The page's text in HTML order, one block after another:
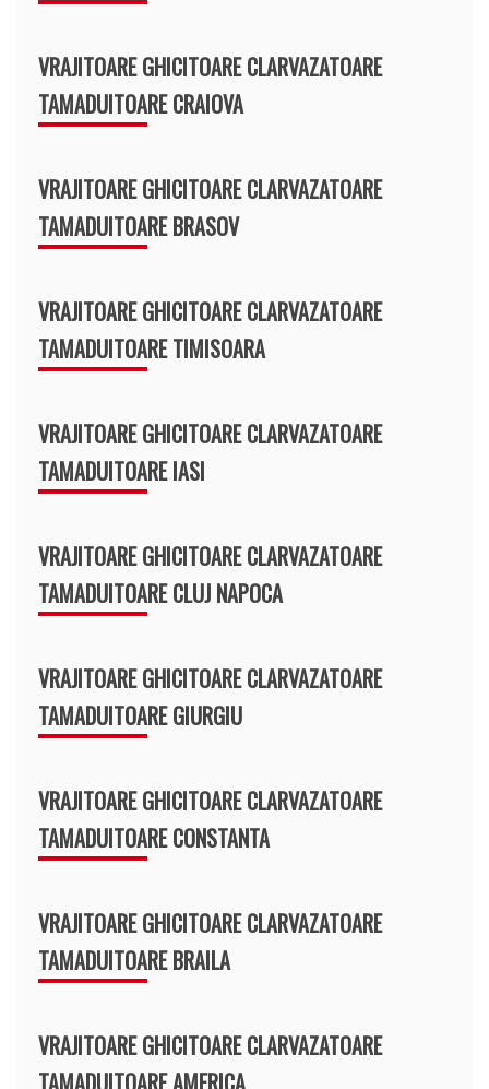
VRAJITOARE GHICITOARE CLARVAZATOARE
TAMADUITOARE CRAIOVA
VRAJITOARE GHICITOARE CLARVAZATOARE
TAMADUITOARE BRASOV
VRAJITOARE GHICITOARE CLARVAZATOARE
TAMADUITOARE TIMISOARA
VRAJITOARE GHICITOARE CLARVAZATOARE
TAMADUITOARE IASI
VRAJITOARE GHICITOARE CLARVAZATOARE
TAMADUITOARE CLUJ NAPOCA
VRAJITOARE GHICITOARE CLARVAZATOARE
TAMADUITOARE GIURGIU
VRAJITOARE GHICITOARE CLARVAZATOARE
TAMADUITOARE CONSTANTA
VRAJITOARE GHICITOARE CLARVAZATOARE
TAMADUITOARE BRAILA
VRAJITOARE GHICITOARE CLARVAZATOARE